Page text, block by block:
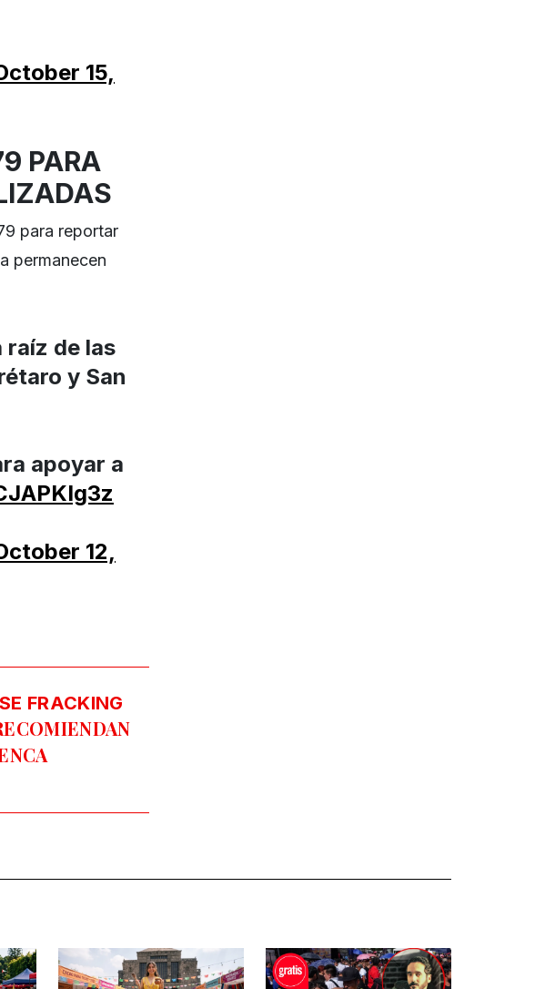
15,
PARA
para reportar
permanecen
raíz de las
y San
apoyar a
12,
FRACKING